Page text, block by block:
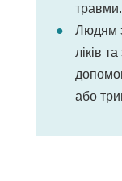
травми.
Людям
ліків
або